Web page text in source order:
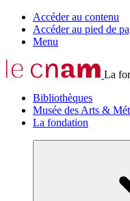
Accéder au contenu
Accéder au pied de
Menu
La
Bibliothèques
Musée des Arts &
La fondation